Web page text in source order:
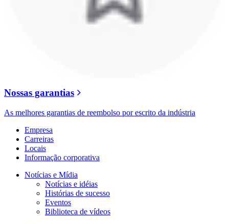
Nossas garantias
As melhores garantias de reembolso por escrito da indústria
Empresa
Carreiras
Locais
Informação corporativa
Notícias e Mídia
Notícias e idéias
Histórias de sucesso
Eventos
Biblioteca de vídeos